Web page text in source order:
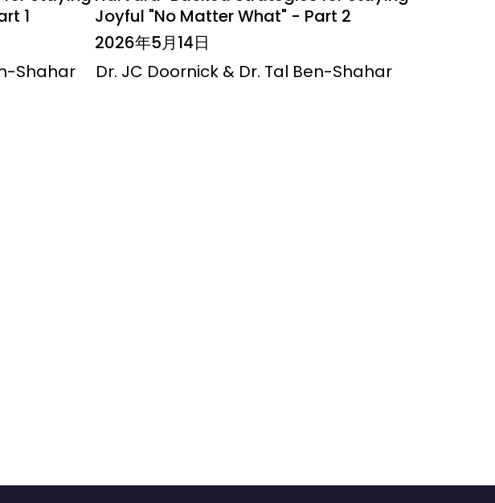
1
Shahar
Joyful "No Matter What" - Part 2
2026年5月14日
Dr. JC Doornick & Dr. Tal Ben-Shahar